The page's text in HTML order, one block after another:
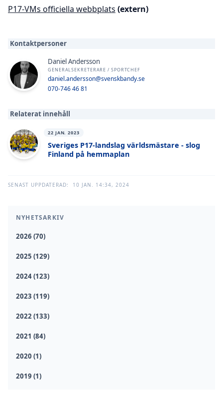
NYHETSARKIV
2026 (70)
2025 (129)
2024 (123)
2023 (119)
2022 (133)
2021 (84)
2020 (1)
2019 (1)
P17-VMs officiella webbplats (extern)
Kontaktpersoner
Daniel Andersson
GENERALSEKRETERARE / SPORTCHEF
daniel.andersson@svenskbandy.se
070-746 46 81
Relaterat innehåll
22 JAN. 2023
Sveriges P17-landslag världsmästare - slog
Finland på hemmaplan
SENAST UPPDATERAD: 10 JAN. 14:34, 2024